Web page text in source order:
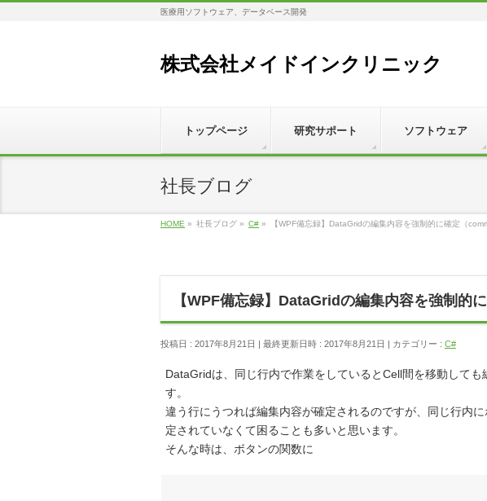
医療用ソフトウェア、データベース開発
株式会社メイドインクリニック
トップページ 研究サポート ソフトウェア
社長ブログ
HOME » 社長ブログ » C# » 【WPF備忘録】DataGridの編集内容を強制的に確定（
【WPF備忘録】DataGridの編集内容を強制的
投稿日 : 2017年8月21日 最終更新日時 : 2017年8月21日 カテゴリー : C#
DataGridは、同じ行内で作業をしているとCell間を移動して
す。
違う行にうつれば編集内容が確定されるのですが、同じ行内
定されていなくて困ることも多いと思います。
そんな時は、ボタンの関数に